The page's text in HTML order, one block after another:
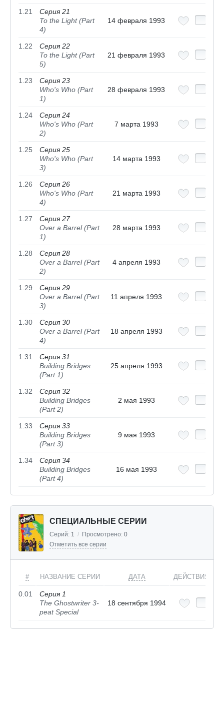
1.21
Серия 21
To the Light (Part
4)
14 февраля 1993
1.22
Серия 22
To the Light (Part
5)
21 февраля 1993
1.23
Серия 23
Who's Who (Part
1)
28 февраля 1993
1.24
Серия 24
Who's Who (Part
2)
7 марта 1993
1.25
Серия 25
Who's Who (Part
3)
14 марта 1993
1.26
Серия 26
Who's Who (Part
4)
21 марта 1993
1.27
Серия 27
Over a Barrel (Part
1)
28 марта 1993
1.28
Серия 28
Over a Barrel (Part
2)
4 апреля 1993
1.29
Серия 29
Over a Barrel (Part
3)
11 апреля 1993
1.30
Серия 30
Over a Barrel (Part
4)
18 апреля 1993
1.31
Серия 31
Building Bridges
(Part 1)
25 апреля 1993
1.32
Серия 32
Building Bridges
(Part 2)
2 мая 1993
1.33
Серия 33
Building Bridges
(Part 3)
9 мая 1993
1.34
Серия 34
Building Bridges
(Part 4)
16 мая 1993
СПЕЦИАЛЬНЫЕ СЕРИИ
Серий: 1 / Просмотрено: 0
Отметить все серии
# НАЗВАНИЕ СЕРИИ ДАТА ДЕЙСТВИЯ
0.01
Серия 1
The Ghostwriter 3-
peat Special
18 сентября 1994